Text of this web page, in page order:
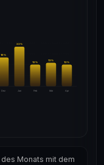
Dez
16%
Jan
22%
Feb
12%
Mär
13%
Apr
12%
Monats mit dem